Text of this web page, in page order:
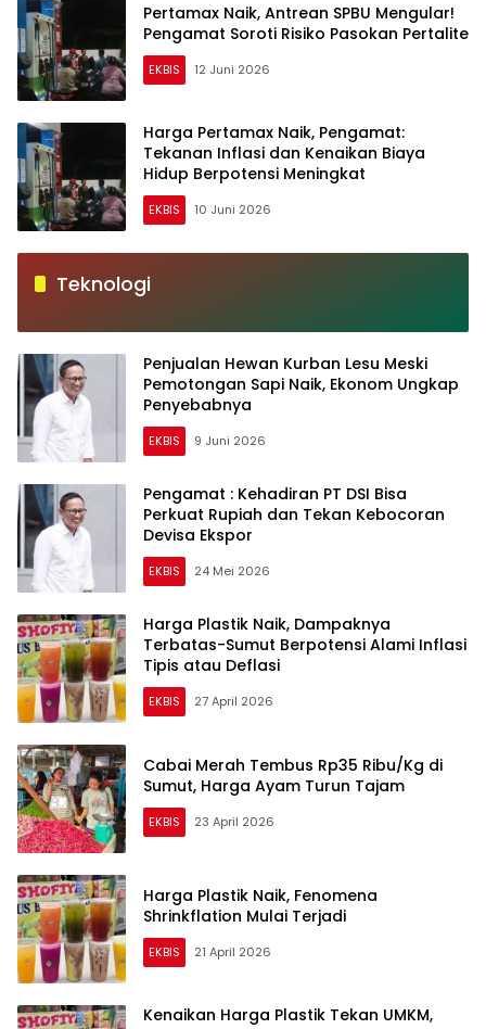
Pertamax Naik, Antrean SPBU Mengular!
Pengamat Soroti Risiko Pasokan Pertalite
EKBIS 12 Juni 2026
Harga Pertamax Naik, Pengamat:
Tekanan Inflasi dan Kenaikan Biaya
Hidup Berpotensi Meningkat
EKBIS 10 Juni 2026
Teknologi
Penjualan Hewan Kurban Lesu Meski
Pemotongan Sapi Naik, Ekonom Ungkap
Penyebabnya
EKBIS 9 Juni 2026
Pengamat : Kehadiran PT DSI Bisa
Perkuat Rupiah dan Tekan Kebocoran
Devisa Ekspor
EKBIS 24 Mei 2026
Harga Plastik Naik, Dampaknya
Terbatas-Sumut Berpotensi Alami Inflasi
Tipis atau Deflasi
EKBIS 27 April 2026
Cabai Merah Tembus Rp35 Ribu/Kg di
Sumut, Harga Ayam Turun Tajam
EKBIS 23 April 2026
Harga Plastik Naik, Fenomena
Shrinkflation Mulai Terjadi
EKBIS 21 April 2026
Kenaikan Harga Plastik Tekan UMKM,